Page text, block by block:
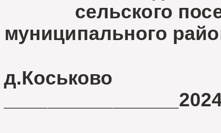
сельского
муниципального